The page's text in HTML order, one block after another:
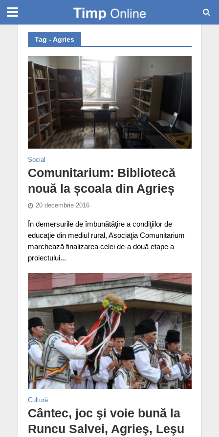
Tag - Agries
Social
Comunitarium: Bibliotecă
nouă la școala din Agrieș
20 decembrie 2016
În demersurile de îmbunătăţire a condiţiilor de
educaţie din mediul rural, Asociaţia Comunitarium
marchează finalizarea celei de-a două etape a
proiectului...
Cultură
Cântec, joc şi voie bună la
Runcu Salvei, Agrieş, Leşu